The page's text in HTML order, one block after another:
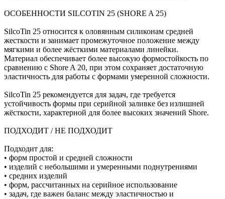
ОСОБЕННОСТИ SILCOTIN 25 (SHORE A 25)
SilcoTin 25 относится к оловянным силиконам средней
жесткости и занимает промежуточное положение между
мягкими и более жёсткими материалами линейки.
Материал обеспечивает более высокую формостойкость по
сравнению с Shore A 20, при этом сохраняет достаточную
эластичность для работы с формами умеренной сложности.
SilcoTin 25 рекомендуется для задач, где требуется
устойчивость формы при серийной заливке без излишней
жёсткости, характерной для более высоких значений Shore.
ПОДХОДИТ / НЕ ПОДХОДИТ
Подходит для:
• форм простой и средней сложности
• изделий с небольшими и умеренными поднутрениями
• средних изделий
• форм, рассчитанных на серийное использование
• задач, где важен баланс между эластичностью и